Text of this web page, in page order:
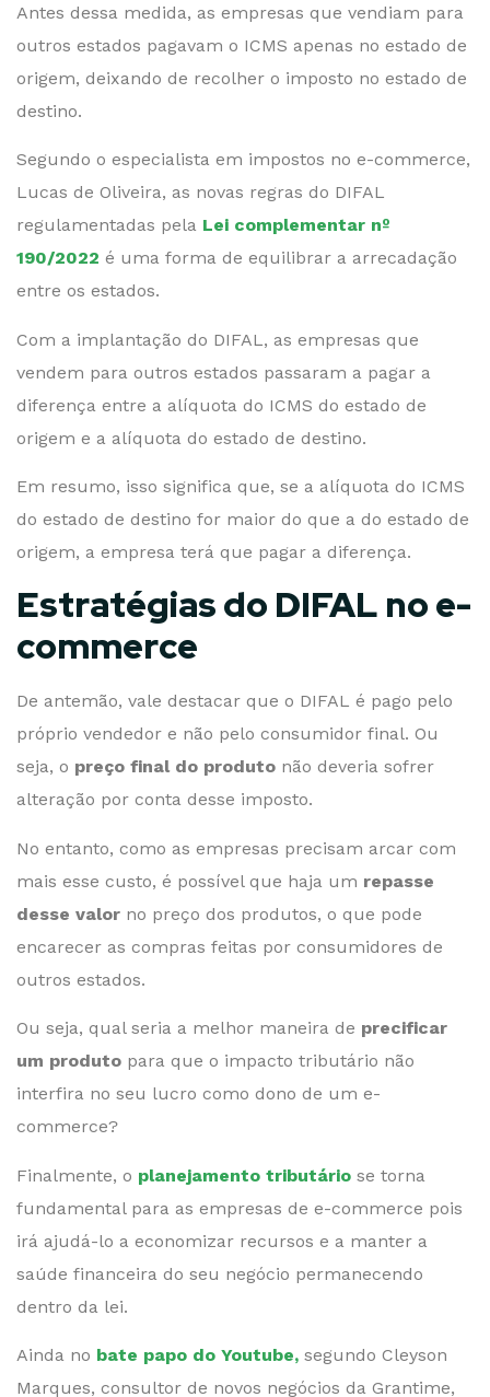
Antes dessa medida, as empresas que vendiam para
outros estados pagavam o ICMS apenas no estado de
origem, deixando de recolher o imposto no estado de
destino.
Segundo o especialista em impostos no e-commerce,
Lucas de Oliveira, as novas regras do DIFAL
regulamentadas pela Lei complementar nº
190/2022 é uma forma de equilibrar a arrecadação
entre os estados.
Com a implantação do DIFAL, as empresas que
vendem para outros estados passaram a pagar a
diferença entre a alíquota do ICMS do estado de
origem e a alíquota do estado de destino.
Em resumo, isso significa que, se a alíquota do ICMS
do estado de destino for maior do que a do estado de
origem, a empresa terá que pagar a diferença.
Estratégias do DIFAL no e-
commerce
De antemão, vale destacar que o DIFAL é pago pelo
próprio vendedor e não pelo consumidor final. Ou
seja, o preço final do produto não deveria sofrer
alteração por conta desse imposto.
No entanto, como as empresas precisam arcar com
mais esse custo, é possível que haja um repasse
desse valor no preço dos produtos, o que pode
encarecer as compras feitas por consumidores de
outros estados.
Ou seja, qual seria a melhor maneira de precificar
um produto para que o impacto tributário não
interfira no seu lucro como dono de um e-
commerce?
Finalmente, o planejamento tributário se torna
fundamental para as empresas de e-commerce pois
irá ajudá-lo a economizar recursos e a manter a
saúde financeira do seu negócio permanecendo
dentro da lei.
Ainda no bate papo do Youtube, segundo Cleyson
Marques, consultor de novos negócios da Grantime,